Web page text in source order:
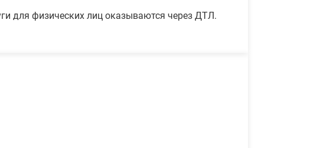
для физических лиц оказываются через ДТЛ.